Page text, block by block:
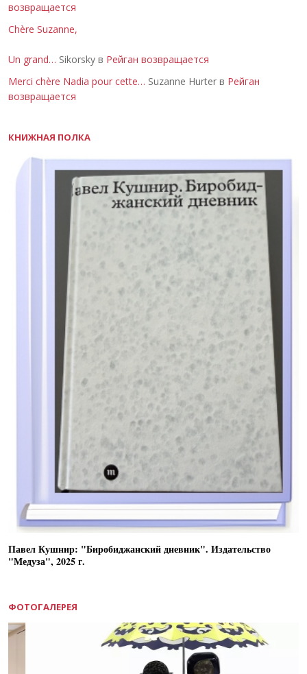
возвращается
Chère Suzanne,
Un grand… Sikorsky в Рейган возвращается
Merci chère Nadia pour cette… Suzanne Hurter в Рейган
возвращается
КНИЖНАЯ ПОЛКА
Павел Кушнир: "Биробиджанский дневник". Издательство
"Медуза", 2025 г.
ФОТОГАЛЕРЕЯ